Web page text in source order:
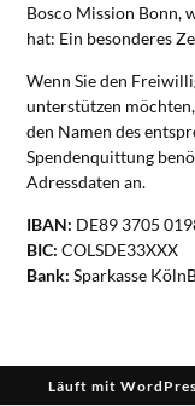
Bosco Mission Bonn,
hat: Ein besonderes
Wenn Sie den
unterstützen
den Namen des
Spendenquittung
Adressdaten an.
IBAN: DE89 3705
BIC: COLSDE33XXX
Bank: Sparkasse
Läuft mit